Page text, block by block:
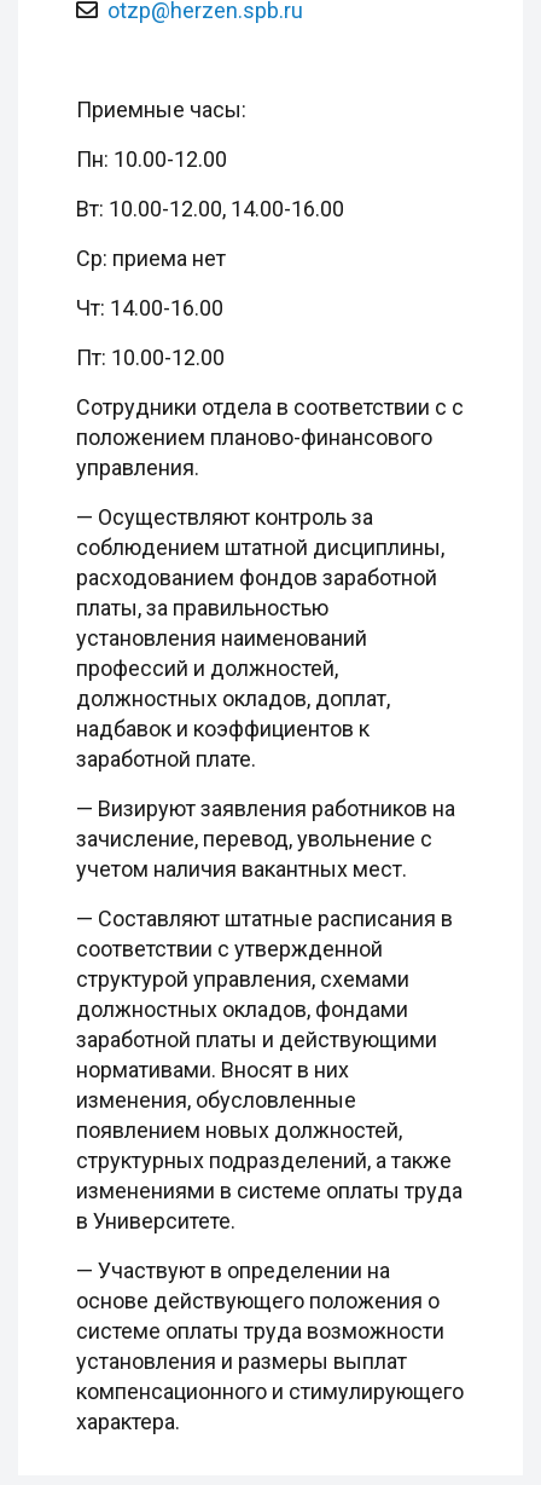
otzp@herzen.spb.ru
Приемные часы:
Пн: 10.00-12.00
Вт: 10.00-12.00, 14.00-16.00
Ср: приема нет
Чт: 14.00-16.00
Пт: 10.00-12.00
Сотрудники отдела в соответствии с с
положением планово-финансового
управления.
— Осуществляют контроль за
соблюдением штатной дисциплины,
расходованием фондов заработной
платы, за правильностью
установления наименований
профессий и должностей,
должностных окладов, доплат,
надбавок и коэффициентов к
заработной плате.
— Визируют заявления работников на
зачисление, перевод, увольнение с
учетом наличия вакантных мест.
— Составляют штатные расписания в
соответствии с утвержденной
структурой управления, схемами
должностных окладов, фондами
заработной платы и действующими
нормативами. Вносят в них
изменения, обусловленные
появлением новых должностей,
структурных подразделений, а также
изменениями в системе оплаты труда
в Университете.
— Участвуют в определении на
основе действующего положения о
системе оплаты труда возможности
установления и размеры выплат
компенсационного и стимулирующего
характера.